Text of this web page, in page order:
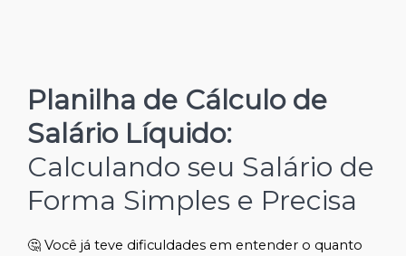
Planilha de Cálculo de
Salário Líquido:
Calculando seu Salário de
Forma Simples e Precisa
🤔 Você já teve dificuldades em entender o quanto